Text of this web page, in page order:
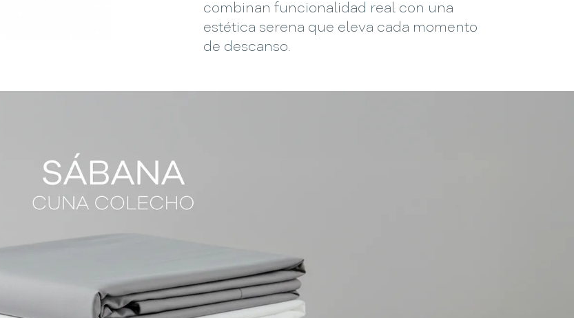
combinan funcionalidad real con una
estética serena que eleva cada momento
de descanso.